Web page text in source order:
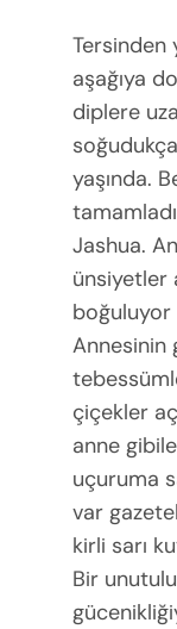
Tersinden
aşağıya
diplere
yaşında.
Jashua.
ünsiyetler
boğuluyor
Annesinin
çiçekler
anne
uçuruma
var
kirli sarı
Bir